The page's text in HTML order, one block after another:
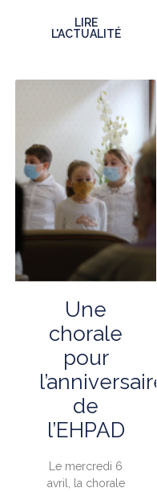
LIRE
L'ACTUALITÉ
Une
chorale
pour
l’anniversaire
de
l’EHPAD
Le mercredi 6
avril, la chorale